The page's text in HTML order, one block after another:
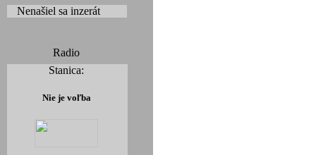
Nenašiel sa inzerát
Radio
Stanica:
Nie je voľba